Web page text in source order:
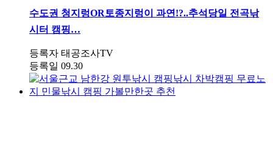
수도권 청지렁OR토종지렁이 과연!?..추석당일 전곡낚
시터 캠핑…
등록자 태공조사TV
등록일 09.30